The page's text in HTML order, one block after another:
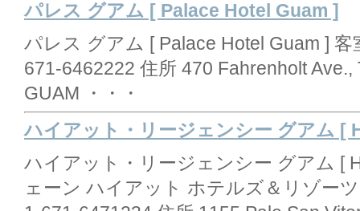
パレス グアム [ Palace Hotel Guam ]
パレス グアム [ Palace Hotel Guam ]
671-6462222 住所 470 Fahrenholt Ave.,
GUAM ・・・
ハイアット・リージェンシー グアム [
ハイアット・リージェンシー グアム [
ェーン ハイアット ホテルズ＆リゾー